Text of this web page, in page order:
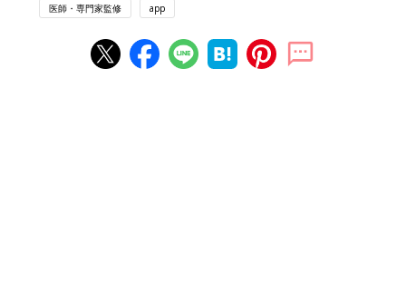
医師・専門家監修 app